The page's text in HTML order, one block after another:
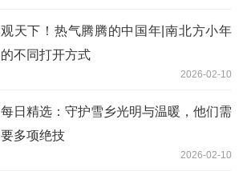
观天下！热气腾腾的中国年|南北方小年
的不同打开方式
2026-02-10
每日精选：守护雪乡光明与温暖，他们需
要多项绝技
2026-02-10